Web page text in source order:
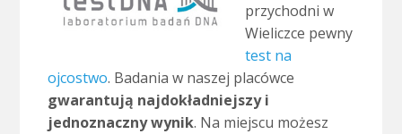
przychodni w
Wieliczce pewny
test na
ojcostwo. Badania w naszej placówce
gwarantują najdokładniejszy i
jednoznaczny wynik. Na miejscu możesz